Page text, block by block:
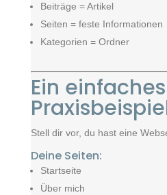
Beiträge = Artikel
Seiten = feste Informationen
Kategorien = Ordner
Ein einfaches
Stell dir vor, du hast eine
Deine Seiten:
Startseite
Über mich